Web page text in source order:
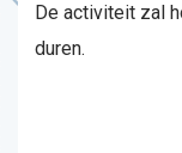
De activiteit zal
duren.